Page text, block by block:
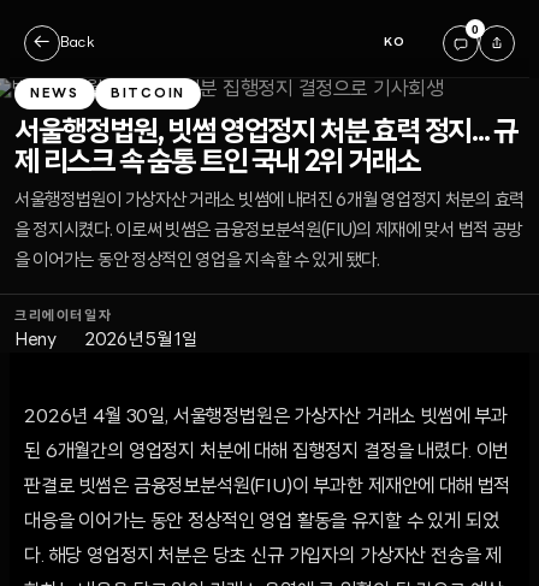
← Back KO
0
NEWS BITCOIN
서울행정법원, 빗썸 영업정지 처분 효력 정지... 규
제 리스크 속 숨통 트인 국내 2위 거래소
서울행정법원이 가상자산 거래소 빗썸에 내려진 6개월 영업정지 처분의 효력
을 정지시켰다. 이로써 빗썸은 금융정보분석원(FIU)의 제재에 맞서 법적 공방
을 이어가는 동안 정상적인 영업을 지속할 수 있게 됐다.
크리에이터
Heny
일자
2026년 5월 1일
2026년 4월 30일, 서울행정법원은 가상자산 거래소 빗썸에 부과
된 6개월간의 영업정지 처분에 대해 집행정지 결정을 내렸다. 이번
판결로 빗썸은 금융정보분석원(FIU)이 부과한 제재안에 대해 법적
대응을 이어가는 동안 정상적인 영업 활동을 유지할 수 있게 되었
다. 해당 영업정지 처분은 당초 신규 가입자의 가상자산 전송을 제